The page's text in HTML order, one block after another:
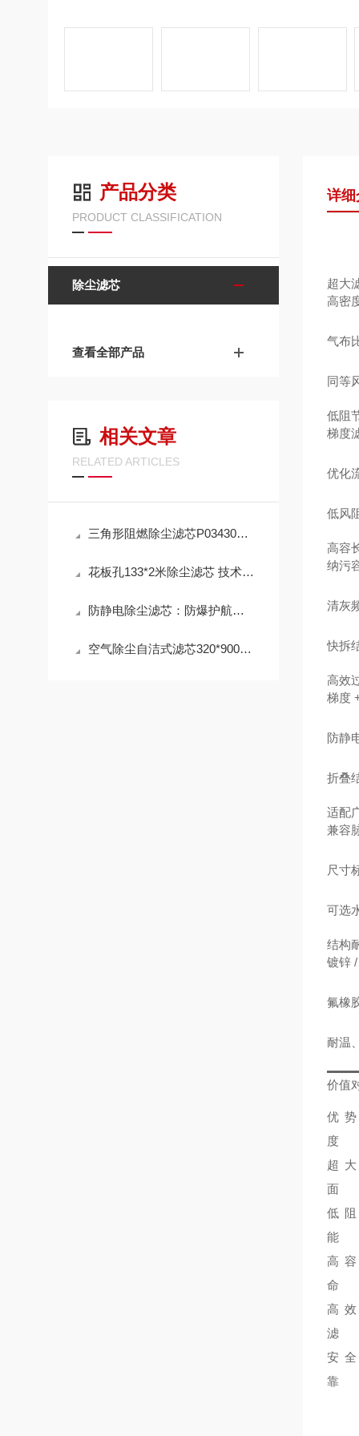
产品分类
PRODUCT CLASSIFICATION
除尘滤芯
查看全部产品
相关文章
RELATED ARTICLES
三角形阻燃除尘滤芯P034303 工作原理
花板孔133*2米除尘滤芯 技术参数
防静电除尘滤芯：防爆护航，高效除尘，守护高危工况安全
空气除尘自洁式滤芯320*900mm 性能
详细
超大
高密
气布
同等
低阻
梯度
优化
低风
高容
纳污
清灰
快拆
高效
梯度
防静
折叠
适配
兼容
尺寸
可选
结构
镀锌
氟橡
耐温
价值
优
度
超
面
低
能
高
命
高
滤
安
靠